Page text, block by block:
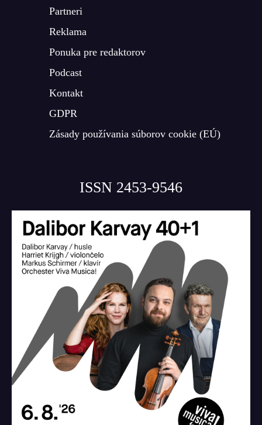
Partneri
Reklama
Ponuka pre redaktorov
Podcast
Kontakt
GDPR
Zásady používania súborov cookie (EÚ)
ISSN 2453-9546